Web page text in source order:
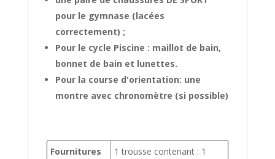
pour le gymnase (lacées
correctement) ;
Pour le cycle Piscine : maillot de bain,
bonnet de bain et lunettes.
Pour la course d'orientation: une
montre avec chronomètre (si possible)
Fournitures
1 trousse contenant : 1